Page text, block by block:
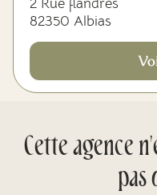
82350 Albias
Cette agence
pas